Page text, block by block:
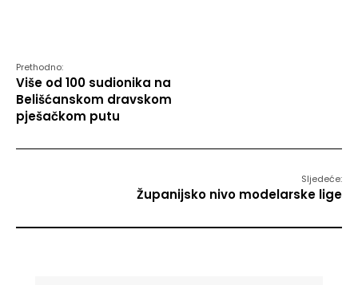
Prethodno:
Više od 100 sudionika na
Belišćanskom dravskom
pješačkom putu
Sljedeće:
Županijsko nivo modelarske lige